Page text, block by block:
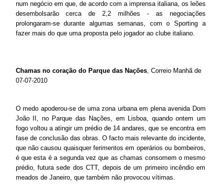
num negócio em que, de acordo com a imprensa italiana, os leões
desembolsarão cerca de 2,2 milhões - as negociações
prolongaram-se durante algumas semanas, com o Sporting a
fazer mais do que uma proposta pelo jogador ao clube italiano.
Chamas no coração do Parque das Nações, Correio Manhã de
07-07-2010
O medo apoderou-se de uma zona urbana em plena avenida Dom
João II, no Parque das Nações, em Lisboa, quando ontem um
fogo voltou a atingir um prédio de 14 andares, que se encontra em
fase de conclusão das obras. O facto mais relevante do incidente,
que não causou quaisquer ferimentos em operários ou bombeiros,
é que esta é a segunda vez que as chamas consomem o mesmo
prédio, futura sede dos CTT, depois de um primeiro incêndio em
meados de Janeiro, que também não provocou vítimas.